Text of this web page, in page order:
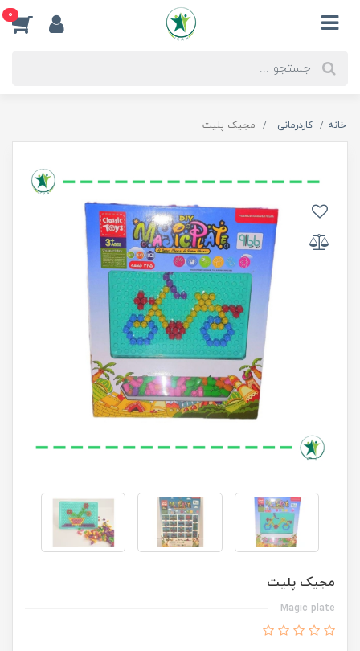
0
خانه کاردرمانی مجیک پلیت
مجیک پلیت
Magic plate